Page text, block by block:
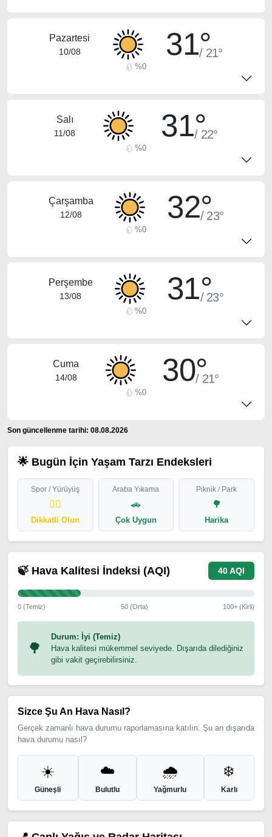
Pazartesi
10/08 31°/ 21°
%0
Salı
11/08 31°/ 22°
%0
Çarşamba
12/08 32°/ 23°
%0
Perşembe
13/08 31°/ 23°
%0
Cuma
14/08 30°/ 21°
%0
Son güncellenme tarihi: 08.08.2026
🌟 Bugün İçin Yaşam Tarzı Endeksleri
Spor / Yürüyüş
🏃‍♂️
Dikkatli Olun
Araba Yıkama
🚗
Çok Uygun
Piknik / Park
🌳
Harika
🍃 Hava Kalitesi İndeksi (AQI) 40 AQI
0 (Temiz) 50 (Orta) 100+ (Kirli)
🌳
Durum: İyi (Temiz)
Hava kalitesi mükemmel seviyede. Dışarıda dilediğiniz
gibi vakit geçirebilirsiniz.
Sizce Şu An Hava Nasıl?
Gerçek zamanlı hava durumu raporlamasına katılın. Şu an dışarıda
hava durumu nasıl?
☀️
Güneşli
☁️
Bulutlu
🌧️
Yağmurlu
❄️
Karlı